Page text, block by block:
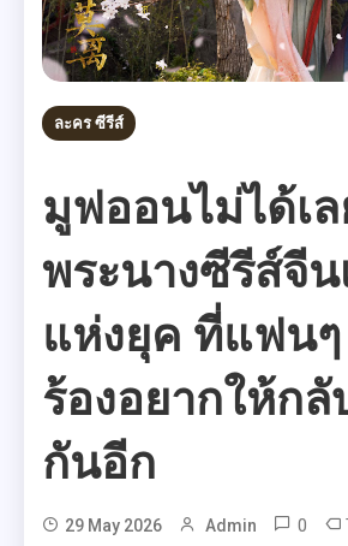
ละคร ซีรีส์
มูฟออนไม่ได้เ
พระนางซีรีส์จีน
แห่งยุค ที่แฟนๆ
ร้องอยากให้ก
กันอีก
29 May 2026 Admin 0